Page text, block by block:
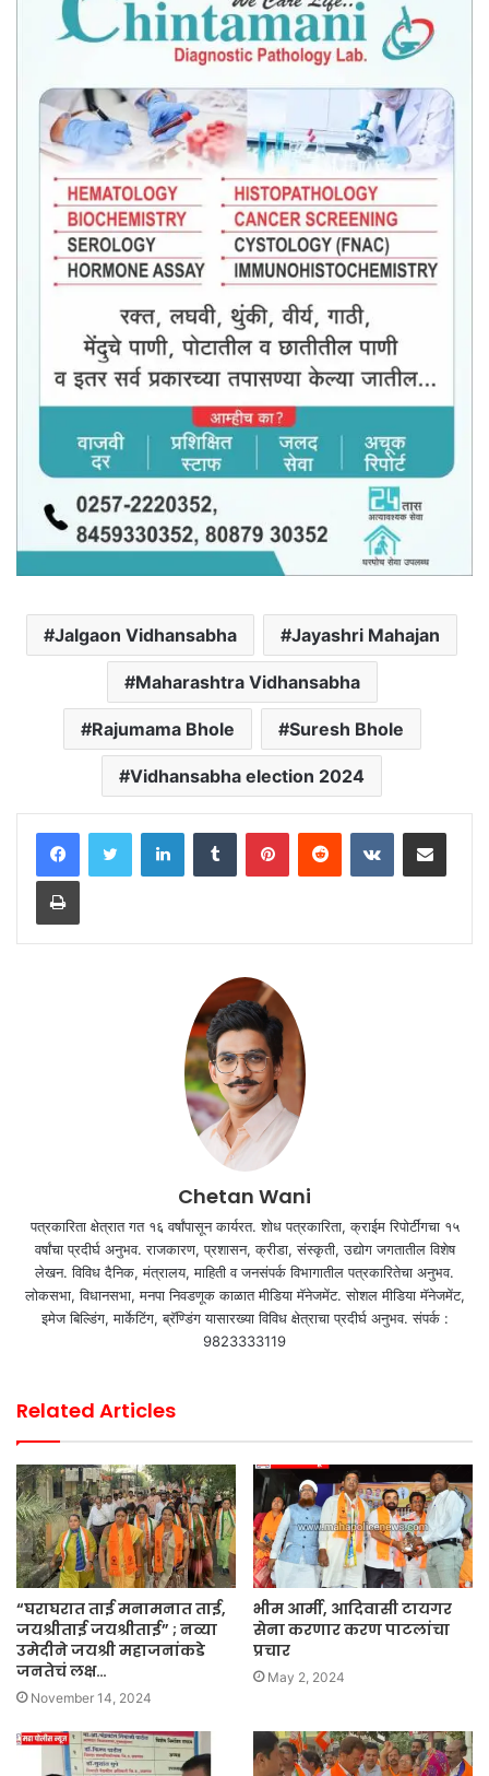
Jalgaon Vidhansabha Jayashri Mahajan
Maharashtra Vidhansabha
Rajumama Bhole Suresh Bhole
Vidhansabha election 2024
LinkedInTumblr PinterestReddit VKontakteShare via Email
Print
Chetan Wani
पत्रकारिता क्षेत्रात गत १६ वर्षांपासून कार्यरत. शोध पत्रकारिता, क्राईम रिपोर्टींगचा १५
वर्षांचा प्रदीर्घ अनुभव. राजकारण, प्रशासन, क्रीडा, संस्कृती, उद्योग जगतातील विशेष
लेखन. विविध दैनिक, मंत्रालय, माहिती व जनसंपर्क विभागातील पत्रकारितेचा अनुभव.
लोकसभा, विधानसभा, मनपा निवडणूक काळात मीडिया मॅनेजमेंट. सोशल मीडिया मॅनेजमेंट,
इमेज बिल्डिंग, मार्केटिंग, ब्रॅण्डिंग यासारख्या विविध क्षेत्राचा प्रदीर्घ अनुभव. संपर्क :
9823333119
Related Articles
“घराघरात ताई मनामनात ताई,
जयश्रीताई जयश्रीताई” ; नव्या
उमेदीने जयश्री महाजनांकडे
जनतेचं लक्ष…
November 14, 2024
भीम आर्मी, आदिवासी टायगर
सेना करणार करण पाटलांचा
प्रचार
May 2, 2024